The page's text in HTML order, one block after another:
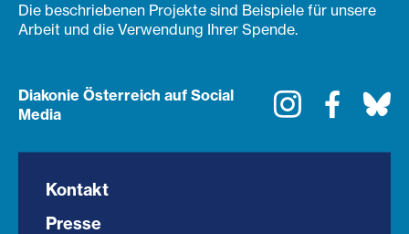
Die beschriebenen Projekte sind Beispiele für unsere
Arbeit und die Verwendung Ihrer Spende.
Diakonie Österreich auf Social
Media
Instagram
Kontakt
Presse